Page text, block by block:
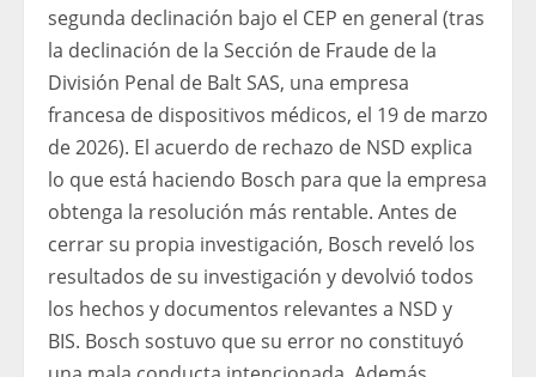
segunda declinación bajo el CEP en general (tras
la declinación de la Sección de Fraude de la
División Penal de Balt SAS, una empresa
francesa de dispositivos médicos, el 19 de marzo
de 2026). El acuerdo de rechazo de NSD explica
lo que está haciendo Bosch para que la empresa
obtenga la resolución más rentable. Antes de
cerrar su propia investigación, Bosch reveló los
resultados de su investigación y devolvió todos
los hechos y documentos relevantes a NSD y
BIS. Bosch sostuvo que su error no constituyó